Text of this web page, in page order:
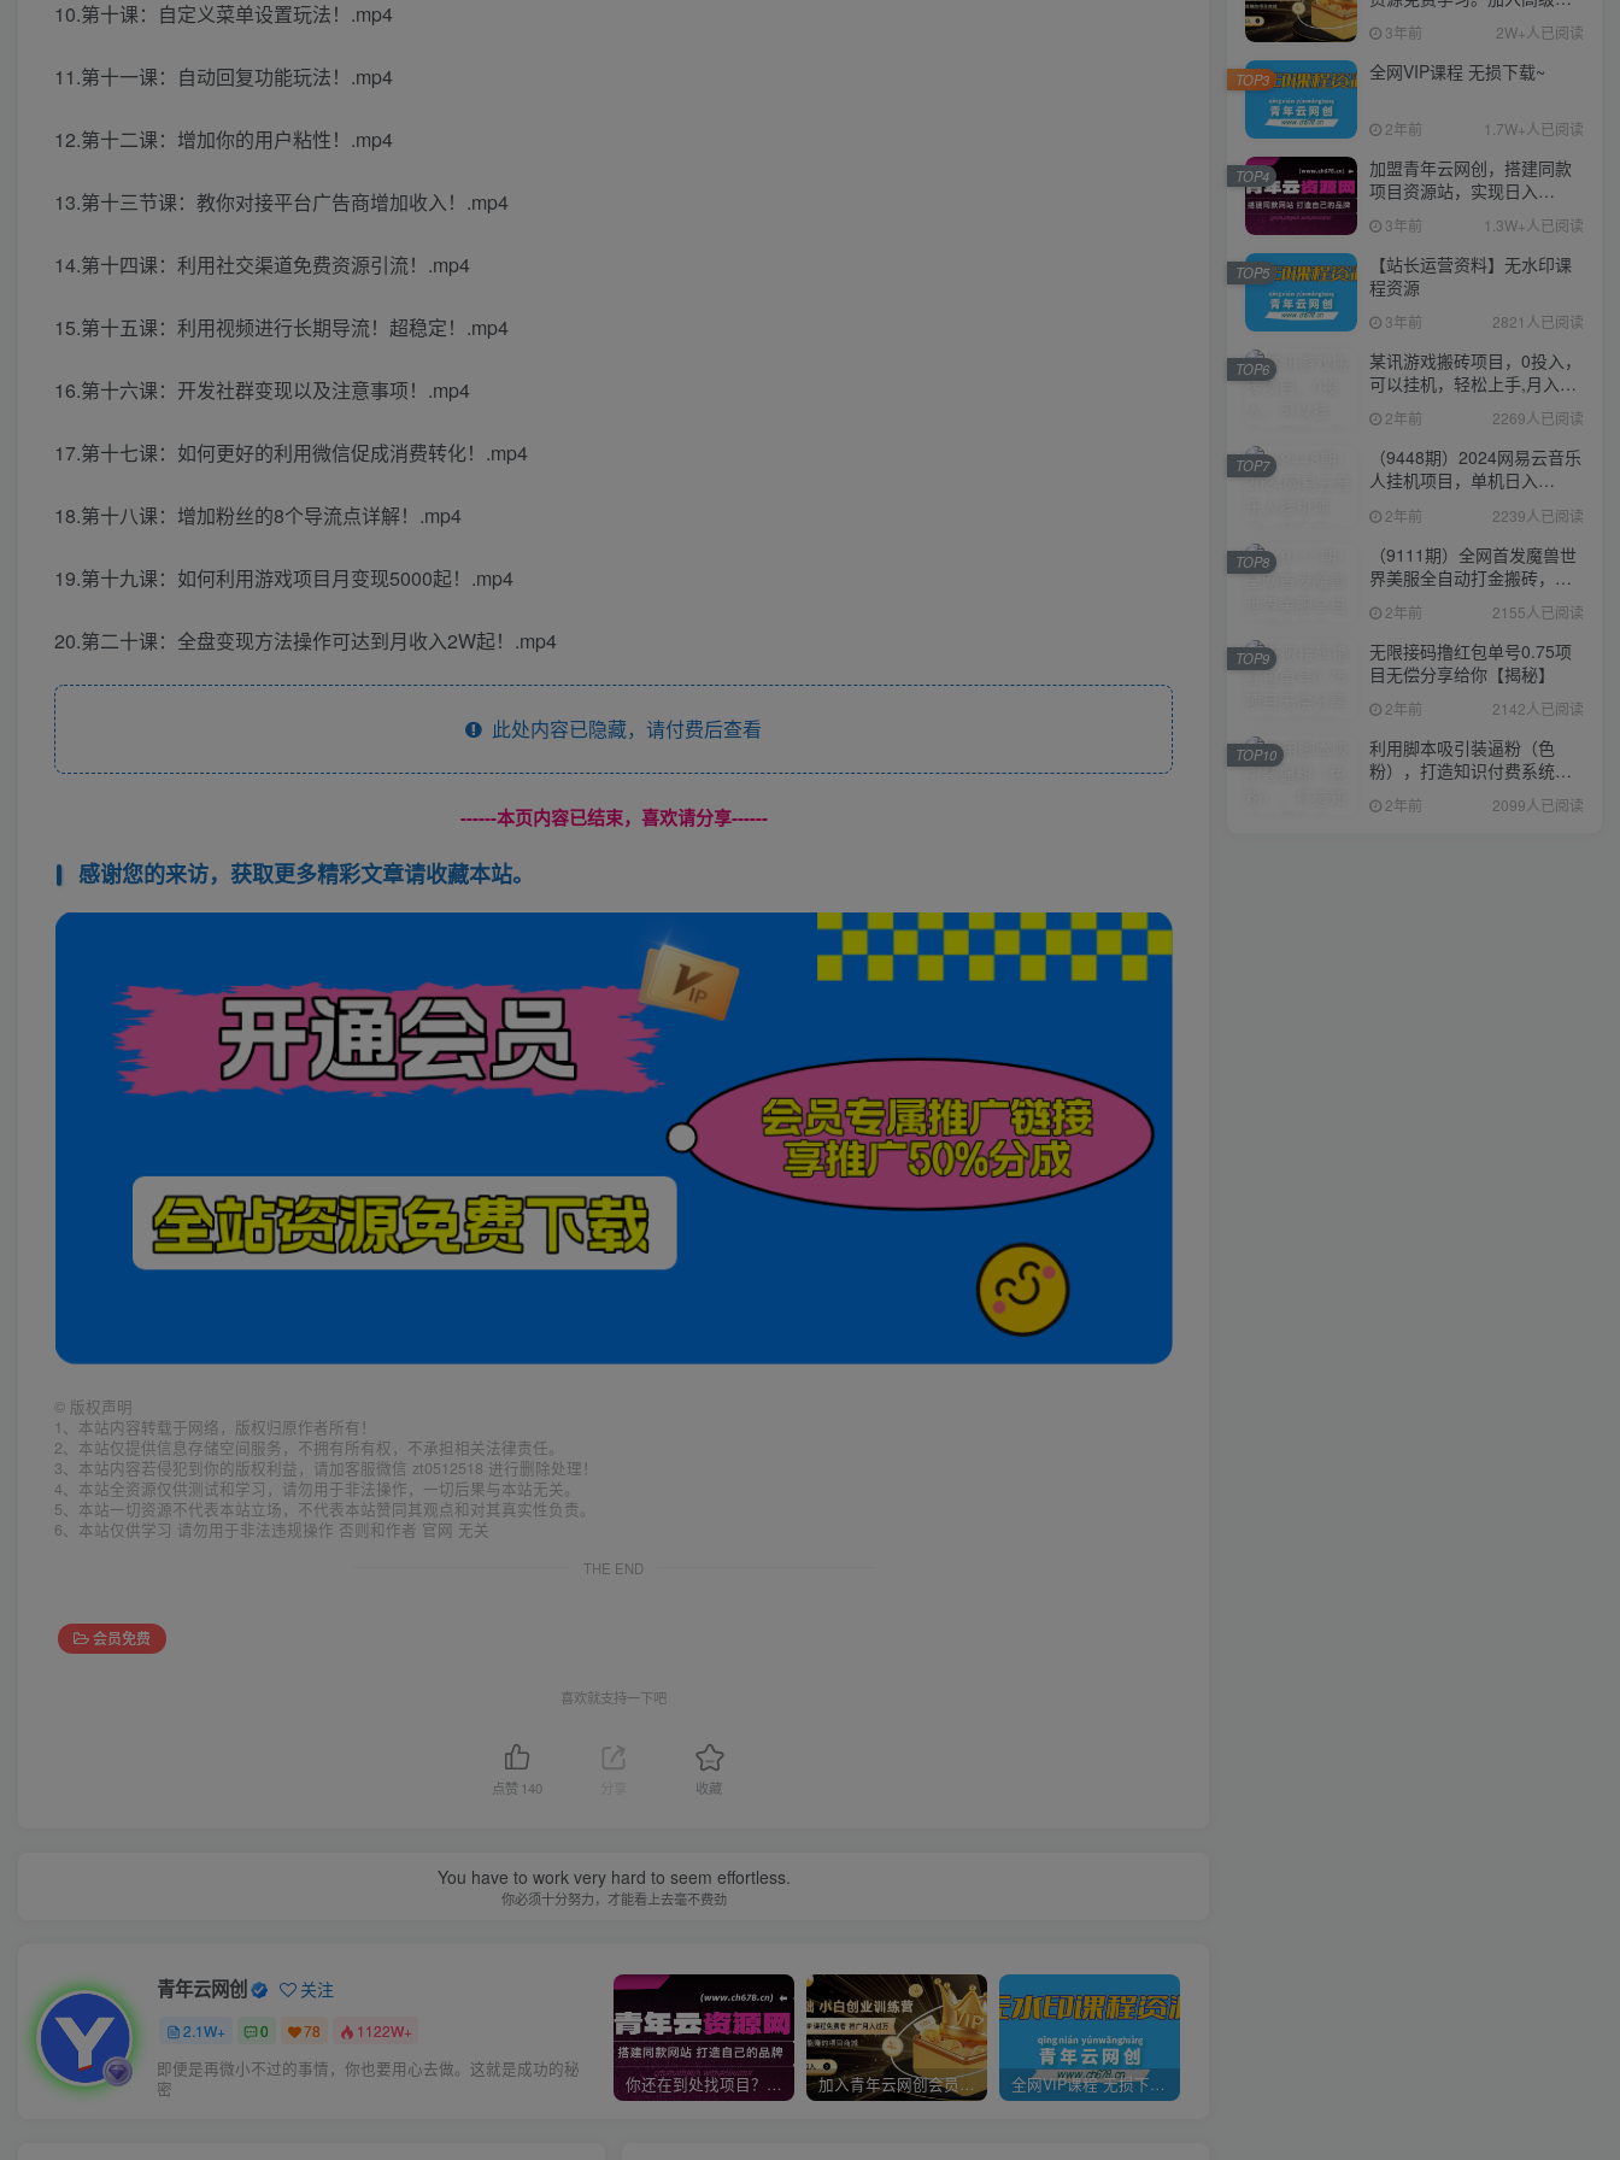
10.第十课：自定义菜单设置玩法！.mp4
11.第十一课：自动回复功能玩法！.mp4
12.第十二课：增加你的用户粘性！.mp4
13.第十三节课：教你对接平台广告商增加收入！.mp4
14.第十四课：利用社交渠道免费资源引流！.mp4
15.第十五课：利用视频进行长期导流！超稳定！.mp4
16.第十六课：开发社群变现以及注意事项！.mp4
17.第十七课：如何更好的利用微信促成消费转化！.mp4
18.第十八课：增加粉丝的8个导流点详解！.mp4
19.第十九课：如何利用游戏项目月变现5000起！.mp4
20.第二十课：全盘变现方法操作可达到月收入2W起！.mp4
此处内容已隐藏，请付费后查看
------本页内容已结束，喜欢请分享------
感谢您的来访，获取更多精彩文章请收藏本站。
© 版权声明
1、本站内容转载于网络，版权归原作者所有！
2、本站仅提供信息存储空间服务，不拥有所有权，不承担相关法律责任。
3、本站内容若侵犯到你的版权利益，请加客服微信 zt0512518 进行删除处理！
4、本站全资源仅供测试和学习，请勿用于非法操作，一切后果与本站无关。
5、本站一切资源不代表本站立场，不代表本站赞同其观点和对其真实性负责。
6、本站仅供学习 请勿用于非法违规操作 否则和作者 官网 无关
THE END
会员免费
喜欢就支持一下吧
点赞 140 收藏
things never change, we change.
世界并没有变，改变的是我们
青年云网创 关注
2.1W+ 0 78 1122W+
没有人可以回到过去从头再来，但是每个人都可以从今天开
始，创造一个全新的结局
你还在到处找项目？还在当韭菜？我靠卖项目一个月收入5万+，曾经我也是个失败者。 加入青年云网创会员，全站资源免费学习。加入高级合伙人，推广日入1000+ 全网VIP课程 无损下载~
伙人，推广日入1000+
3年前 2W+人已阅读
全网VIP课程 无损下载~
2年前 1.7W+人已阅读
TOP3
加盟青年云网创，搭建同款
项目资源站，实现日入
2000+
3年前 1.3W+人已阅读
TOP4
【站长运营资料】无水印课
程资源
3年前 2821人已阅读
TOP5
某讯游戏搬砖项目，0投入，
可以挂机，轻松上手,月入
3000+上不封顶
2年前 2269人已阅读
TOP6
（9448期）2024网易云音乐
人挂机项目，单机日入
150+，无脑月入5000+
2年前 2239人已阅读
TOP7
（9111期）全网首发魔兽世
界美服全自动打金搬砖，日
入1000+，简单好操作，保
姆级教学
2年前 2155人已阅读
TOP8
无限接码撸红包单号0.75项
目无偿分享给你【揭秘】
2年前 2142人已阅读
TOP9
利用脚本吸引装逼粉（色
粉），打造知识付费系统，
附388元美女写真项目
2年前 2099人已阅读
TOP10